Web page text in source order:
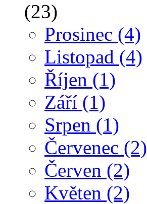
(23)
Prosinec (4)
Listopad (4)
Říjen (1)
Září (1)
Srpen (1)
Červenec (2)
Červen (2)
Květen (2)